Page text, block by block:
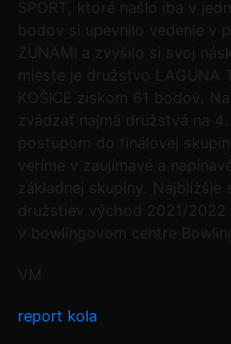
SPORT, ktoré našlo iba v
bodov si upevnilo vedenie v
ZUNAMI a zvýšilo si svoj
mieste je družstvo LAGUNA
KOŠICE ziskom 61 bodov.
zvádzať najmä družstvá na
postupom do finálovej
veríme v zaujímavé a
základnej skupiny.
družstiev východ 2021/
v bowlingovom centre
VM
report kola